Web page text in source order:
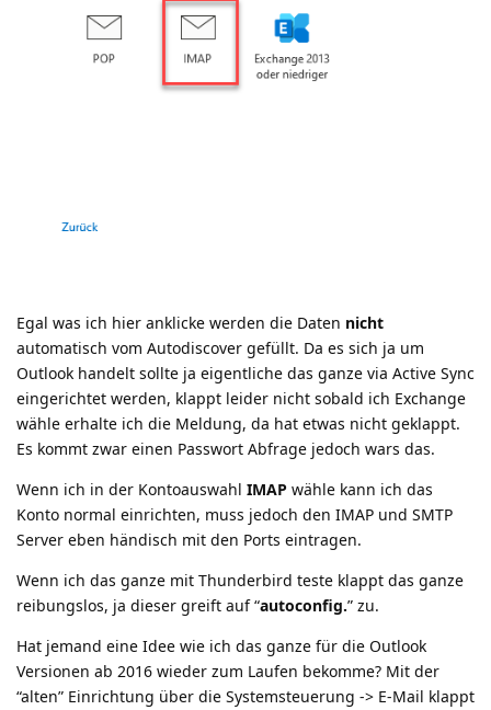
Egal was ich hier anklicke werden die Daten nicht
automatisch vom Autodiscover gefüllt. Da es sich ja um
Outlook handelt sollte ja eigentliche das ganze via Active Sync
eingerichtet werden, klappt leider nicht sobald ich Exchange
wähle erhalte ich die Meldung, da hat etwas nicht geklappt.
Es kommt zwar einen Passwort Abfrage jedoch wars das.
Wenn ich in der Kontoauswahl IMAP wähle kann ich das
Konto normal einrichten, muss jedoch den IMAP und SMTP
Server eben händisch mit den Ports eintragen.
Wenn ich das ganze mit Thunderbird teste klappt das ganze
reibungslos, ja dieser greift auf “autoconfig.” zu.
Hat jemand eine Idee wie ich das ganze für die Outlook
Versionen ab 2016 wieder zum Laufen bekomme? Mit der
“alten” Einrichtung über die Systemsteuerung -> E-Mail klappt